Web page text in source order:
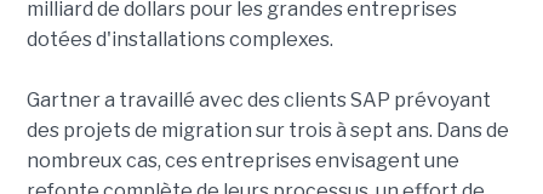
milliard de dollars pour les grandes entreprises
dotées d'installations complexes.
Gartner a travaillé avec des clients SAP prévoyant
des projets de migration sur trois à sept ans. Dans de
nombreux cas, ces entreprises envisagent une